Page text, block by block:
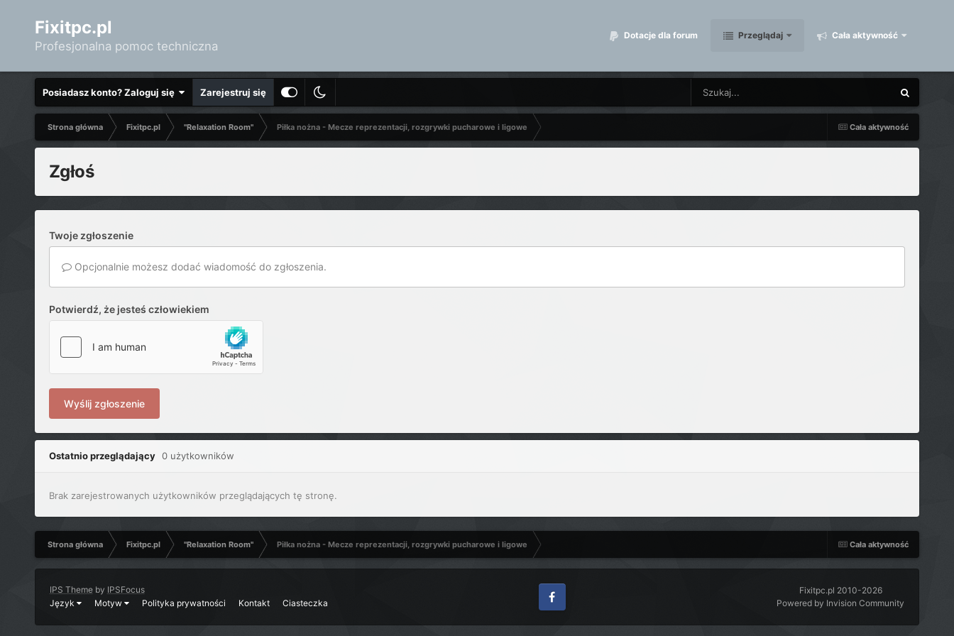
Fixitpc.pl
Profesjonalna pomoc techniczna
Dotacje dla forum Przeglądaj Cała aktywność
Posiadasz konto? Zaloguj się Zarejestruj się
Cała aktywność
Strona główna Fixitpc.pl "Relaxation Room" Piłka nożna - Mecze reprezentacji, rozgrywki pucharowe i ligowe
Zgłoś
Twoje zgłoszenie
Opcjonalnie możesz dodać wiadomość do zgłoszenia.
Potwierdź, że jesteś człowiekiem
Wyślij zgłoszenie
Ostatnio przeglądający 0 użytkowników
Brak zarejestrowanych użytkowników przeglądających tę stronę.
Cała aktywność
Strona główna Fixitpc.pl "Relaxation Room" Piłka nożna - Mecze reprezentacji, rozgrywki pucharowe i ligowe
IPS Themeby IPSFocus
Język
Motyw Polityka prywatności Kontakt Ciasteczka
Facebook
Fixitpc.pl 2010-2026
Powered by Invision Community